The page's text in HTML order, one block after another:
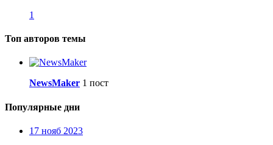
1
Топ авторов темы
NewsMaker 1 пост
Популярные дни
17 нояб 2023